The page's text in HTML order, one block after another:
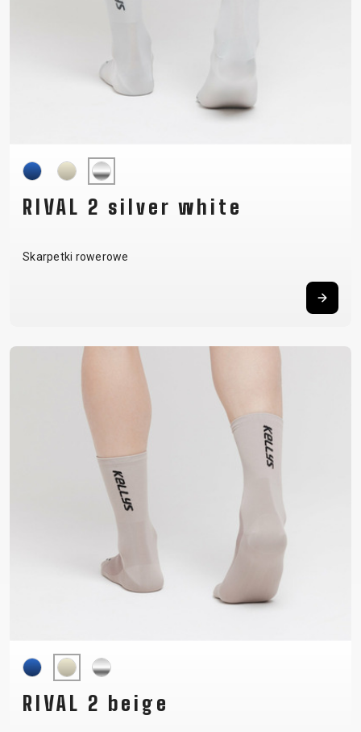
RIVAL 2 silver white
Skarpetki rowerowe
RIVAL 2 beige